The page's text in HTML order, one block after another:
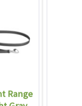
Range